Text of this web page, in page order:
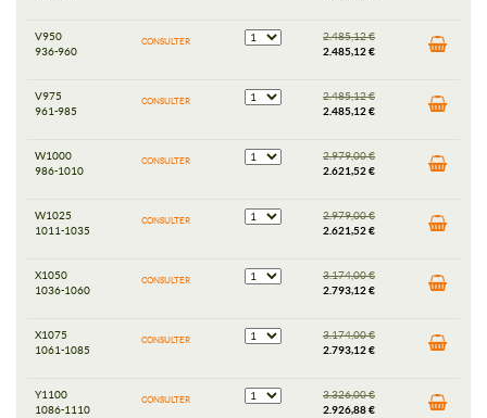
V950
936-960
CONSULTER
2.485,12 €
2.485,12 €
V975
961-985
CONSULTER
2.485,12 €
2.485,12 €
W1000
986-1010
CONSULTER
2.979,00 €
2.621,52 €
W1025
1011-1035
CONSULTER
2.979,00 €
2.621,52 €
X1050
1036-1060
CONSULTER
3.174,00 €
2.793,12 €
X1075
1061-1085
CONSULTER
3.174,00 €
2.793,12 €
Y1100
1086-1110
CONSULTER
3.326,00 €
2.926,88 €